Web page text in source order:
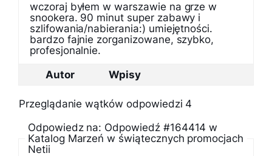
wczoraj byłem w warszawie na grze w
snookera. 90 minut super zabawy i
szlifowania/nabierania:) umiejętności.
bardzo fajnie zorganizowane, szybko,
profesjonalnie.
Autor
Wpisy
Przeglądanie wątków odpowiedzi 4
Odpowiedz na: Odpowiedź #164414 w
Katalog Marzeń w świątecznych promocjach
Netii